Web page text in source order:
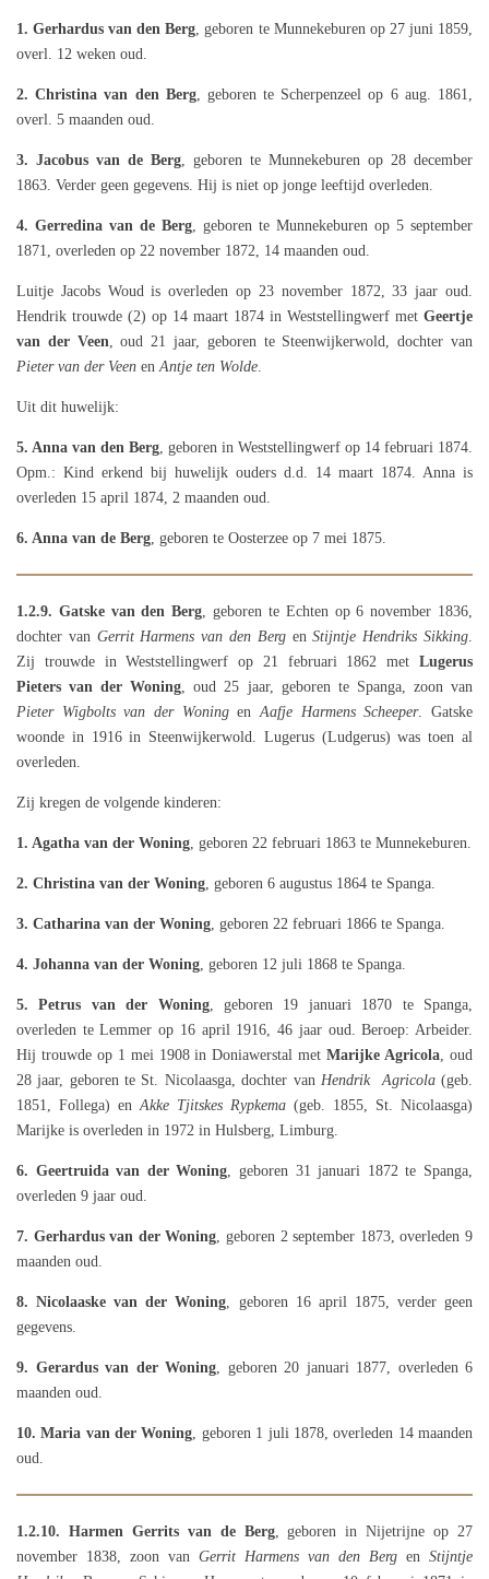
1. Gerhardus van den Berg , geboren te Munnekeburen op 27 juni 1859,
overl. 12 weken oud.
2. Christina van den Berg, geboren te Scherpenzeel op 6 aug. 1861,
overl. 5 maanden oud.
3. Jacobus van de Berg , geboren te Munnekeburen op 28 december
1863. Verder geen gegevens. Hij is niet op jonge leeftijd overleden.
4. Gerredina van de Berg , geboren te Munnekeburen op 5 september
1871, overleden op 22 november 1872, 14 maanden oud.
Luitje Jacobs Woud is overleden op 23 november 1872, 33 jaar oud.
Hendrik trouwde (2) op 14 maart 1874 in Weststellingwerf met Geertje
van der Veen , oud 21 jaar, geboren te Steenwijkerwold, dochter van
Pieter van der Veen en Antje ten Wolde
Uit dit huwelijk:
5. Anna van den Berg , geboren in Weststellingwerf op 14 februari 1874.
Opm.: Kind erkend bij huwelijk ouders d.d. 14 maart 1874. Anna is
overleden 15 april 1874, 2 maanden oud.
6. Anna van de Berg , geboren te Oosterzee op 7 mei 1875.
1.2.9. Gatske van den Berg , geboren te Echten op 6 november 1836,
dochter van Gerrit Harmens van den BergenStijntje Hendriks Sikking
Zij trouwde in Weststellingwerf op 21 februari 1862 met
Lugerus
Pieters van der Woning , oud 25 jaar, geboren te Spanga, zoon van
Pieter Wigbolts van der WoningenAafje Harmens Scheeper. Gatske
woonde in 1916 in Steenwijkerwold. Lugerus (Ludgerus) was toen al
overleden.
Zij kregen de volgende kinderen:
1. Agatha van der Woning , geboren 22 februari 1863 te Munnekeburen.
2. Christina van der Woning , geboren 6 augustus 1864 te Spanga.
3. Catharina van der Woning , geboren 22 februari 1866 te Spanga.
4. Johanna van der Woning , geboren 12 juli 1868 te Spanga.
5. Petrus van der Woning, geboren 19 januari 1870 te Spanga,
overleden te Lemmer op 16 april 1916, 46 jaar oud. Beroep: Arbeider.
Hij trouwde op 1 mei 1908 in Doniawerstal met Marijke Agricola , oud
28 jaar, geboren te St. Nicolaasga, dochter van Hendrik Agricola(geb.
1851, Follega) en Akke Tjitskes Rypkema (geb. 1855, St. Nicolaasga)
Marijke is overleden in 1972 in Hulsberg, Limburg.
6. Geertruida van der Woning , geboren 31 januari 1872 te Spanga,
overleden 9 jaar oud.
7. Gerhardus van der Woning , geboren 2 september 1873, overleden 9
maanden oud.
8. Nicolaaske van der Woning , geboren 16 april 1875, verder geen
gegevens.
9. Gerardus van der Woning , geboren 20 januari 1877, overleden 6
maanden oud.
10. Maria van der Woning , geboren 1 juli 1878, overleden 14 maanden
oud.
1.2.10. Harmen Gerrits van de Berg, geboren in Nijetrijne op 27
november 1838, zoon van Gerrit Harmens van den Berg en Stijntje